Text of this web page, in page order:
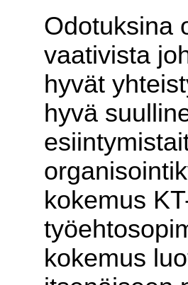
Odotuksina
vaativista
hyvät
hyvä
kokemus
kokemus